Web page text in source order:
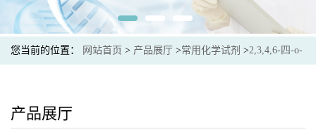
您当前的位置： 网站首页 > 产品展厅 >常用化学试剂 >2,3,4,6-四-o-
产品展厅